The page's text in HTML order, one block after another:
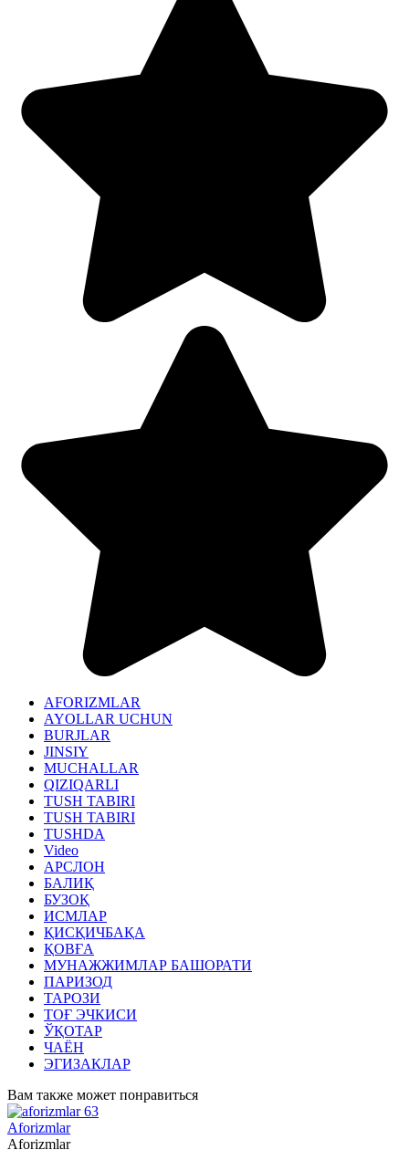
AFORIZMLAR
AYOLLAR UCHUN
BURJLAR
JINSIY
MUCHALLAR
QIZIQARLI
TUSH TABIRI
TUSH TABIRI
TUSHDA
Video
АРСЛОН
БАЛИҚ
БУЗОҚ
ИСМЛАР
ҚИСҚИЧБАҚА
ҚОВҒА
МУНАЖЖИМЛАР БАШОРАТИ
ПАРИЗОД
ТАРОЗИ
ТОҒ ЭЧКИСИ
ЎҚОТАР
ЧАЁН
ЭГИЗАКЛАР
Вам также может понравиться
Aforizmlar
Aforizmlar